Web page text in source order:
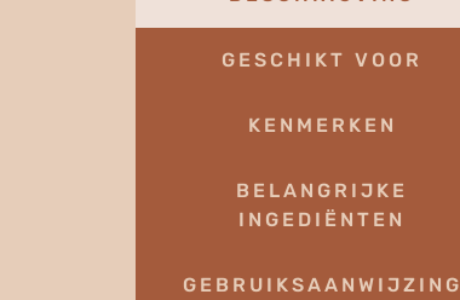
GESCHIKT VOOR
KENMERKEN
BELANGRIJKE
INGEDIËNTEN
GEBRUIKSAANWIJZING